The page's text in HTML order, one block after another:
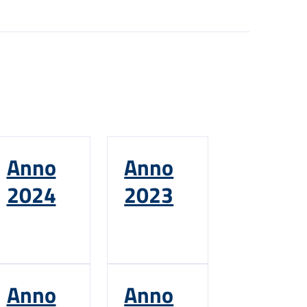
Anno
2024
Anno
2023
Anno
Anno